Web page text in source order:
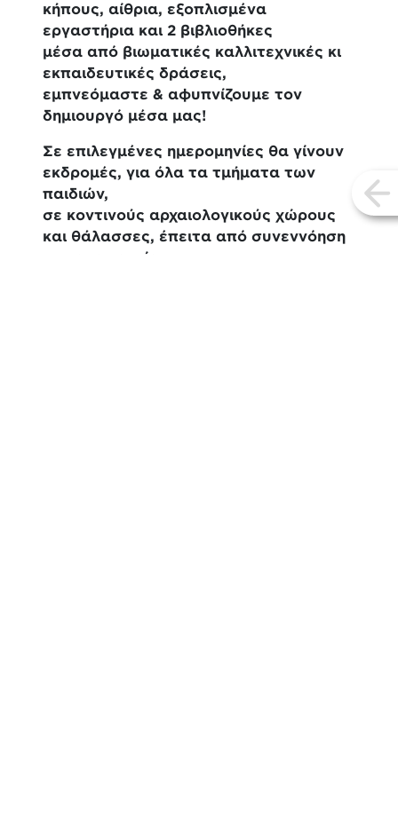
κήπους, αίθρια, εξοπλισμένα
εργαστήρια και 2 βιβλιοθήκες
μέσα από βιωματικές καλλιτεχνικές κι
εκπαιδευτικές δράσεις,
εμπνεόμαστε & αφυπνίζουμε τον
δημιουργό μέσα μας!
Σε επιλεγμένες ημερομηνίες θα γίνουν
εκδρομές, για όλα τα τμήματα των
παιδιών,
σε κοντινούς αρχαιολογικούς χώρους
και θάλασσες, έπειτα από συνεννόηση
με τους γονείς.